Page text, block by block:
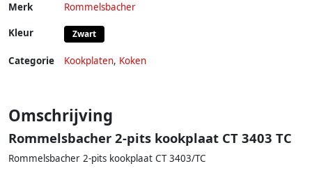
Merk Rommelsbacher
Kleur Zwart
Categorie Kookplaten, Koken
Omschrijving
Rommelsbacher 2-pits kookplaat CT 3403 TC
Rommelsbacher 2-pits kookplaat CT 3403/TC